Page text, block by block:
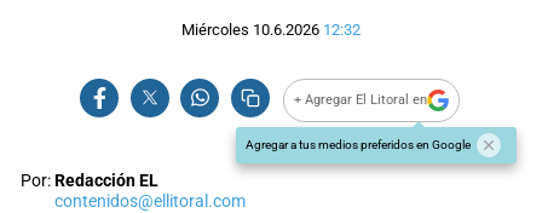
Miércoles 10.6.2026 12:32
+ Agregar El Litoral en
Agregar a tus medios preferidos en Google
Por:Redacción EL
contenidos@ellitoral.com